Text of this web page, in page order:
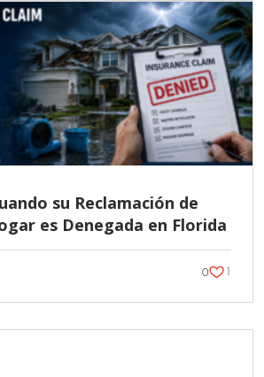
su Reclamación de
es Denegada en Florida
0 1